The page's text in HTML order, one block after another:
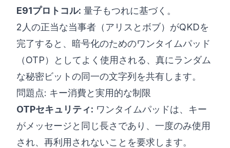
E91プロトコル: 量子もつれに基づく。
2人の正当な当事者（アリスとボブ）がQKDを
完了すると、暗号化のためのワンタイムパッド
（OTP）としてよく使用される、真にランダム
な秘密ビットの同一の文字列を共有します。
問題点: キー消費と実用的な制限
OTPセキュリティ: ワンタイムパッドは、キー
がメッセージと同じ長さであり、一度のみ使用
され、再利用されないことを要求します。